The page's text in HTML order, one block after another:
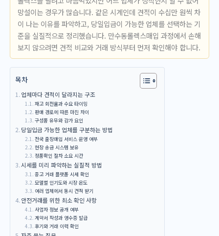
망설이는 경우가 많습니다. 같은 시계인데 견적이 수십만 원씩 차
이 나는 이유를 파악하고, 당일입금이 가능한 업체를 선택하는 기
준을 실질적으로 정리했습니다. 만수동롤렉스매입 과정에서 손해
보지 않으려면 견적 비교와 거래 방식부터 먼저 확인해야 합니다.
목차
업체마다 견적이 달라지는 구조
재고 회전율과 수요 타이밍
판매 경로에 따른 마진 차이
구성품 유무와 감가 요인
당일입금 가능한 업체를 구분하는 방법
전국 출장매입 서비스 운영 여부
현장 송금 시스템 보유
정품확인 절차 소요 시간
시세를 미리 파악하는 실질적 방법
중고 거래 플랫폼 시세 확인
모델별 인기도와 시장 온도
여러 업체에서 동시 견적 받기
안전거래를 위한 최소 확인 사항
사업자 정보 공개 여부
계약서 작성과 영수증 발급
후기와 거래 이력 확인